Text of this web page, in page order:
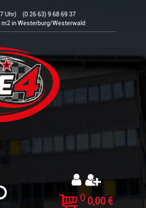
Uhr) (0 26 63) 9 68 69 37
in Westerburg/Westerwald
0 0,00 €